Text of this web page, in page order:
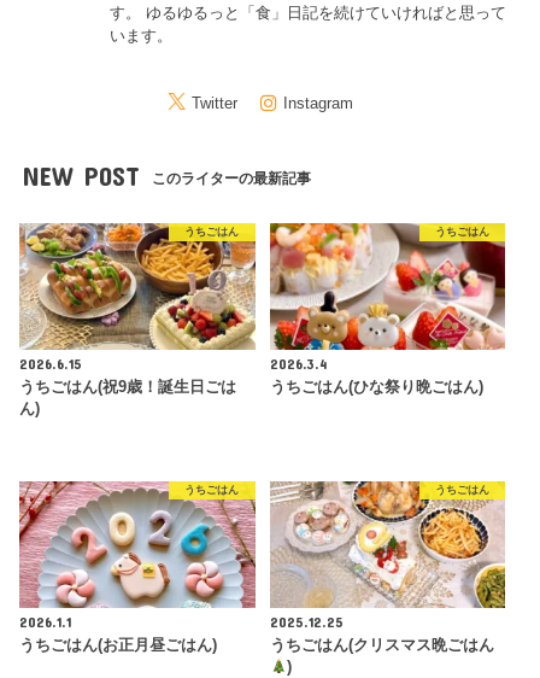
す。 ゆるゆるっと「食」日記を続けていければと思って
います。
Twitter Instagram
NEW POST このライターの最新記事
うちごはん
2026.6.15
うちごはん(祝9歳！誕生日ごは
ん)
うちごはん
2026.3.4
うちごはん(ひな祭り晩ごはん)
うちごはん
2026.1.1
うちごはん(お正月昼ごはん)
うちごはん
2025.12.25
うちごはん(クリスマス晩ごはん
)